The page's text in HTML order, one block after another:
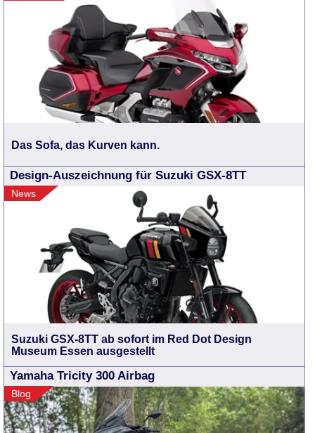
Das Sofa, das Kurven kann.
Design-Auszeichnung für Suzuki GSX-8TT
News
Suzuki GSX-8TT ab sofort im Red Dot Design
Museum Essen ausgestellt
Yamaha Tricity 300 Airbag
Blog